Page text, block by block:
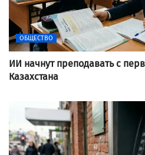
ОБЩЕСТВО
ИИ начнут преподавать с
Казахстана